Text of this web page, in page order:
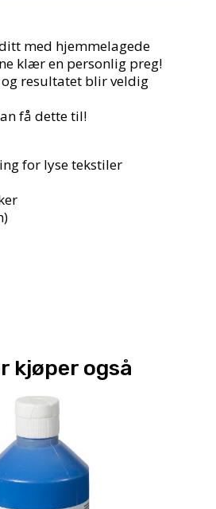
med hjemmelagede
klær en personlig preg!
og resultatet blir veldig
få dette til!
for lyse tekstiler
kjøper også